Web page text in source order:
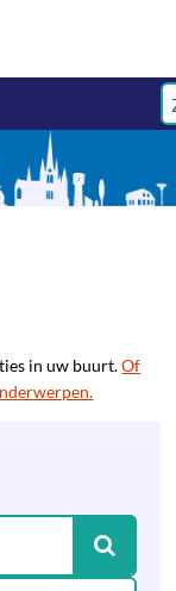
in uw buurt.Of